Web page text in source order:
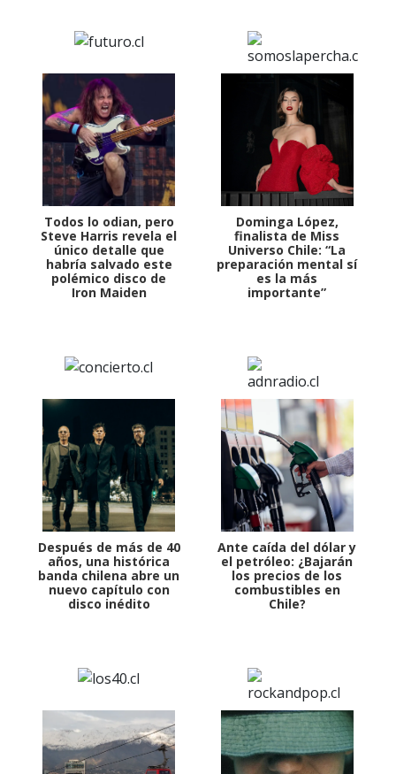
Todos lo odian, pero
Steve Harris revela el
único detalle que
habría salvado este
polémico disco de
Iron Maiden
Dominga López,
finalista de Miss
Universo Chile: “La
preparación mental sí
es la más
importante”
Después de más de 40
años, una histórica
banda chilena abre un
nuevo capítulo con
disco inédito
Ante caída del dólar y
el petróleo: ¿Bajarán
los precios de los
combustibles en
Chile?